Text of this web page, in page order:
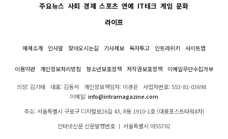
주요뉴스 사회 경제 스포츠 연예 IT테크 게임 문화
라이프
매체소개 인사말 찾아오시는길 기사제보 독자투고 인트라위키 사이트맵
이용약관 개인정보처리방침 청소년보호정책 저작권보호정책 이메일무단수집거부
의장: 김기태 대표: 김동석 개인정보책임자: 이경은
사업자번호: 553-81-03698
이메일:info@intramagazine.com
주소: 서울특별시 구로구 디지털로26길 43, R동 1910-1호 (대륭포스트타워8차)
인터넷신문 신문발행번호 ㅣ 서울특별시 아55702